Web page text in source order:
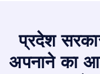
प्रदेश
अपनाने का